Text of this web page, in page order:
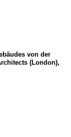
von der
(London),